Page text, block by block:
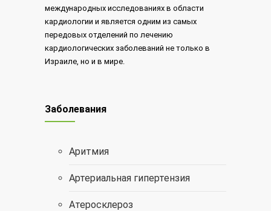
международных исследованиях в области
кардиологии и является одним из самых
передовых отделений по лечению
кардиологических заболеваний не только в
Израиле, но и в мире.
Заболевания
Аритмия
Артериальная гипертензия
Атеросклероз